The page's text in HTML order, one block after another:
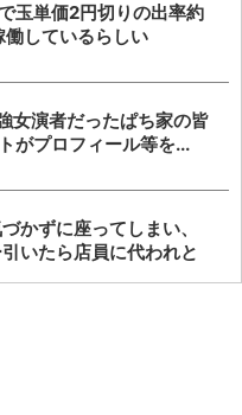
玉単価2円切りの出率約
しているらしい
女演者だったぱち家の皆
がプロフィール等を...
かずに座ってしまい、
いたら店員に代われと